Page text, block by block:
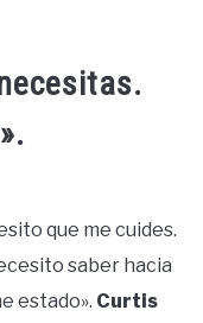
que me cuides.
saber hacia
estado». Curtis